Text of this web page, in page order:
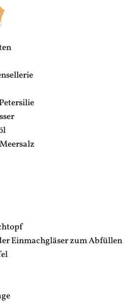
Einmachgläser zum Abfüllen